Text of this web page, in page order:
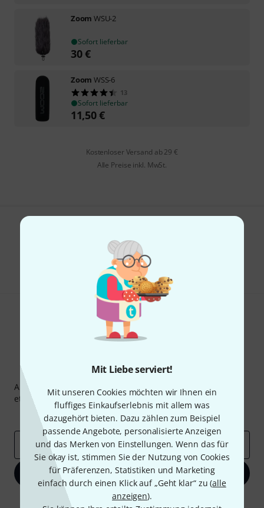
Mit Liebe serviert!
Mit unseren Cookies möchten wir Ihnen ein
fluffiges Einkaufserlebnis mit allem was
dazugehört bieten. Dazu zählen zum Beispiel
passende Angebote, personalisierte Anzeigen
und das Merken von Einstellungen. Wenn das für
Sie okay ist, stimmen Sie der Nutzung von Cookies
für Präferenzen, Statistiken und Marketing
einfach durch einen Klick auf „Geht klar“ zu (alle
anzeigen).
Zoom WSU-2
Sofort lieferbar
30€
Zoom WSS-6
13
Sofort lieferbar
11,50€
Kostenloser Versand ab 29 €
Alle Preise inkl. MwSt.
Hilfe & Feedback
Thomann Newsletter
Abonniere den Thomann Newsletter und gewinne mit
etwas Glück einen von50 Gutscheinenüber jeweils
Inspirierende Beiträge
Deals Thomann Insights
E-Mail-Adresse*
Jetzt anmelden
Mit Klick auf „Jetzt anmelden“ stimmen Sie dem Erhalt von E-Mail-